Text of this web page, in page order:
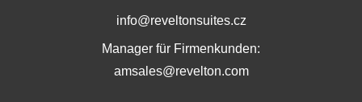
info@reveltonsuites.cz
amsales@revelton.com
Manager für Firmenkunden: